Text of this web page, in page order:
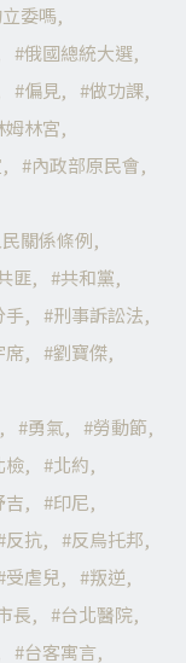
委嗎
俄國總統大選
偏見
做功課
姆林宮
內政部原民會
關係條例
匪
共和黨
手
刑事訴訟法
席
劉寶傑
勇氣
勞動節
檢
北約
吉
印尼
反抗
反烏托邦
受虐兒
叛逆
長
台北醫院
台客寓言